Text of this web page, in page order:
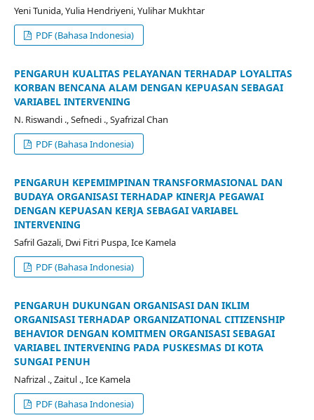
Yeni Tunida, Yulia Hendriyeni, Yulihar Mukhtar
PDF (Bahasa Indonesia)
PENGARUH KUALITAS PELAYANAN TERHADAP LOYALITAS
KORBAN BENCANA ALAM DENGAN KEPUASAN SEBAGAI
VARIABEL INTERVENING
N. Riswandi ., Sefnedi ., Syafrizal Chan
PDF (Bahasa Indonesia)
PENGARUH KEPEMIMPINAN TRANSFORMASIONAL DAN
BUDAYA ORGANISASI TERHADAP KINERJA PEGAWAI
DENGAN KEPUASAN KERJA SEBAGAI VARIABEL
INTERVENING
Safril Gazali, Dwi Fitri Puspa, Ice Kamela
PDF (Bahasa Indonesia)
PENGARUH DUKUNGAN ORGANISASI DAN IKLIM
ORGANISASI TERHADAP ORGANIZATIONAL CITIZENSHIP
BEHAVIOR DENGAN KOMITMEN ORGANISASI SEBAGAI
VARIABEL INTERVENING PADA PUSKESMAS DI KOTA
SUNGAI PENUH
Nafrizal ., Zaitul ., Ice Kamela
PDF (Bahasa Indonesia)